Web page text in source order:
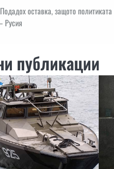
оставка, защото
Русия
публикации